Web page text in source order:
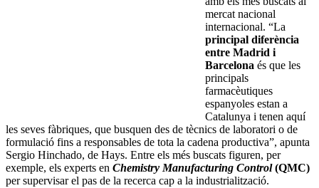
mercat nacional
internacional. “La
principal diferència
entre Madrid i
Barcelona és que les
principals
farmacèutiques
espanyoles estan a
Catalunya i tenen aquí
les seves fàbriques, que busquen des de tècnics de laboratori o de
formulació fins a responsables de tota la cadena productiva”, apunta
Sergio Hinchado, de Hays. Entre els més buscats figuren, per
exemple, els experts en Chemistry Manufacturing Control(QMC)
per supervisar el pas de la recerca cap a la industrialització.